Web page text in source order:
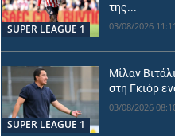
SUPER LEAGUE 1
της...
03/08/2026 11:11
SUPER LEAGUE 1
Μίλαν
στη Γκιόρ
03/08/2026